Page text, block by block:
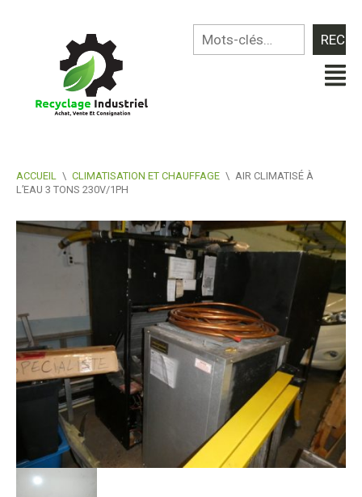
ACCUEIL \ CLIMATISATION ET CHAUFFAGE \ AIR CLIMATISÉ À
L’EAU 3 TONS 230V/1PH